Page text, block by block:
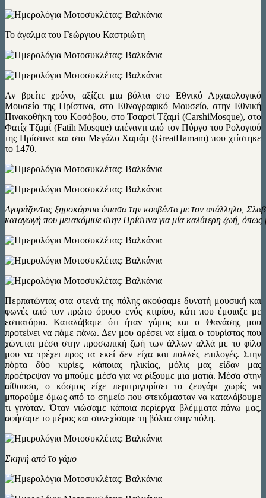
Το άγαλμα του Γεώργιου Καστριώτη
Αν βρείτε χρόνο, αξίζει μια βόλτα στο Εθνικό Αρχαιολογικό
Μουσείο της Πρίστινα, στο Εθνογραφικό Μουσείο, στην Εθνική
Πινακοθήκη του Κοσόβου, στο Τσαρσί Τζαμί (CarshiMosque), στο
Φατίχ Τζαμί (Fatih Mosque) απέναντι από τον Πύργο του Ρολογιού
της Πρίστινα και στο Μεγάλο Χαμάμ (GreatHamam) που χτίστηκε
το 1470.
Αγοράζοντας ξηροκάρπια έπιασα την κουβέντα με τον υπάλληλο,
καταγωγή που μετακόμισε στην Πρίστινα για μία καλύτερη ζωή, όπως
Περπατώντας στα στενά της πόλης ακούσαμε δυνατή μουσική και
φωνές από τον πρώτο όροφο ενός κτιρίου, κάτι που έμοιαζε με
εστιατόριο. Καταλάβαμε ότι ήταν γάμος και ο Θανάσης μου
προτείνει να πάμε πάνω. Δεν μου αρέσει να είμαι ο τουρίστας που
χώνεται μέσα στην προσωπική ζωή των άλλων αλλά με το φίλο
μου να τρέχει προς τα εκεί δεν είχα και πολλές επιλογές. Στην
πόρτα δύο κυρίες, κάποιας ηλικίας, μόλις μας είδαν μας
προέτρεψαν να μπούμε μέσα για να ρίξουμε μια ματιά. Μέσα στην
αίθουσα, ο κόσμος είχε περιτριγυρίσει το ζευγάρι χωρίς να
μπορούμε όμως από το σημείο που στεκόμασταν να καταλάβουμε
τι γινόταν. Όταν νιώσαμε κάποια περίεργα βλέμματα πάνω μας,
αφήσαμε το μέρος και συνεχίσαμε τη βόλτα στην πόλη.
Σκηνή από το γάμο